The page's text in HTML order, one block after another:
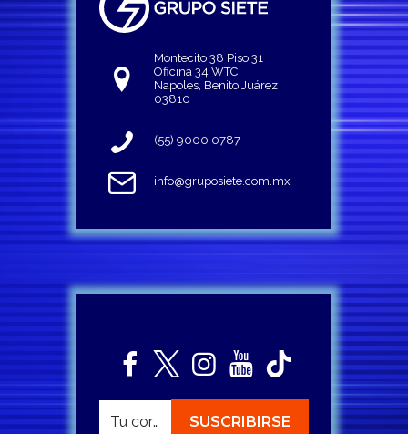
Montecito 38 Piso 31
Oficina 34 WTC
Napoles, Benito Juárez
03810
(55) 9000 0787
info@gruposiete.com.mx